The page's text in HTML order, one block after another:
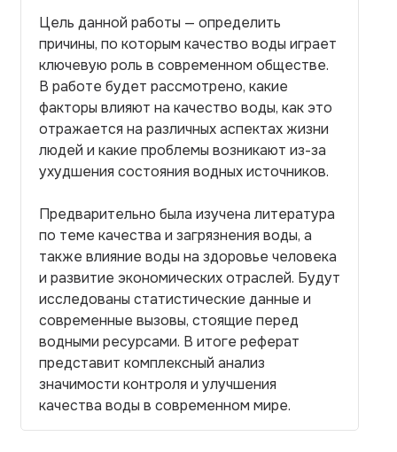
Цель данной работы — определить
причины, по которым качество воды играет
ключевую роль в современном обществе.
В работе будет рассмотрено, какие
факторы влияют на качество воды, как это
отражается на различных аспектах жизни
людей и какие проблемы возникают из-за
ухудшения состояния водных источников.
Предварительно была изучена литература
по теме качества и загрязнения воды, а
также влияние воды на здоровье человека
и развитие экономических отраслей. Будут
исследованы статистические данные и
современные вызовы, стоящие перед
водными ресурсами. В итоге реферат
представит комплексный анализ
значимости контроля и улучшения
качества воды в современном мире.